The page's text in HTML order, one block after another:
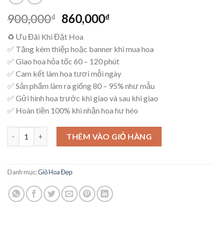
900,000₫ Giá
là:
900,000₫.
860,000₫Giá
là:
860,000₫.
♻ Ưu Đãi Khi Đặt Hoa
✅ Tặng kèm thiệp hoặc banner khi mua hoa
✅ Giao hoa hỏa tốc 60 – 120 phút
✅ Cam kết làm hoa tươi mỗi ngày
✅ Sản phẩm làm ra giống 80 – 95% như mẫu
✅ Gửi hình hoa trước khi giao và sau khi giao
✅ Hoàn tiền 100% khi nhận hoa hư héo
Giỏ Hoa Sang Trọng – G29 số lượng
THÊM VÀO GIỎ HÀNG
Danh mục:Giỏ Hoa Đẹp